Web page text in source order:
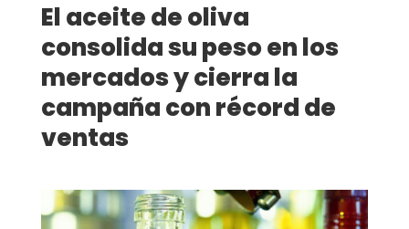
El aceite de oliva
consolida su peso en los
mercados y cierra la
campaña con récord de
ventas